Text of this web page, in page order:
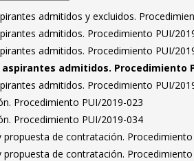
admitidos y excluidos.
admitidos. Procedimiento PUI/
admitidos. Procedimiento PUI/
admitidos. Procedimiento
admitidos. Procedimiento PUI/
Procedimiento PUI/2019-023
Procedimiento PUI/2019-034
propuesta de contratación.
propuesta de contratación.